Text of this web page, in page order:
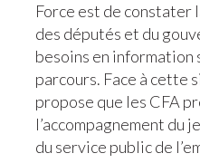
Force est de constater
des députés et du
besoins en information
parcours. Face à cette
propose que les CFA
l’accompagnement du
du service public de